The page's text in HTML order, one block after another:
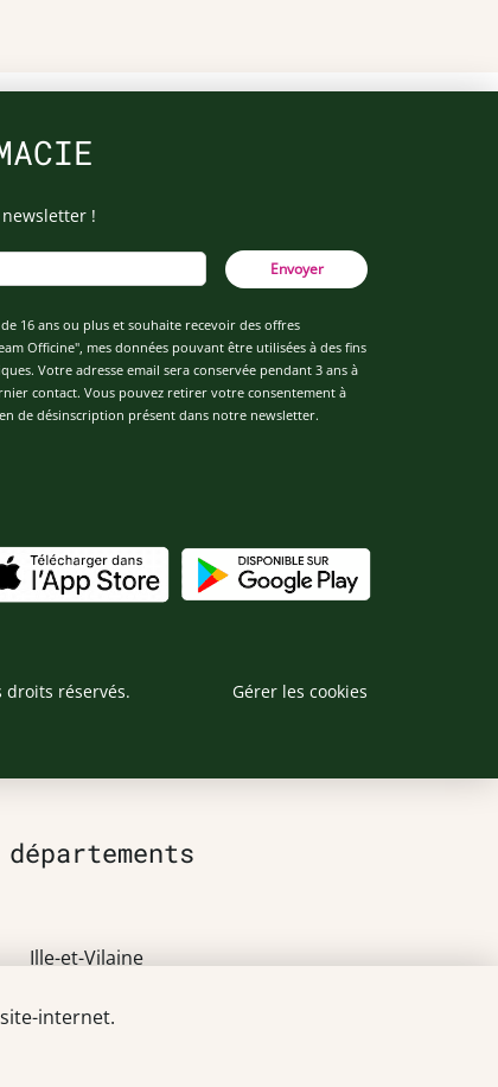
!
Envoyer
de 16 ans ou plus et souhaite recevoir des offres
Officine", mes données pouvant être utilisées à des fins
Votre adresse email sera conservée pendant 3 ans à
contact. Vous pouvez retirer votre consentement à
de désinscription présent dans notre newsletter.
droits réservés. Gérer les cookies
Ille-et-Vilaine
Manche
internet.